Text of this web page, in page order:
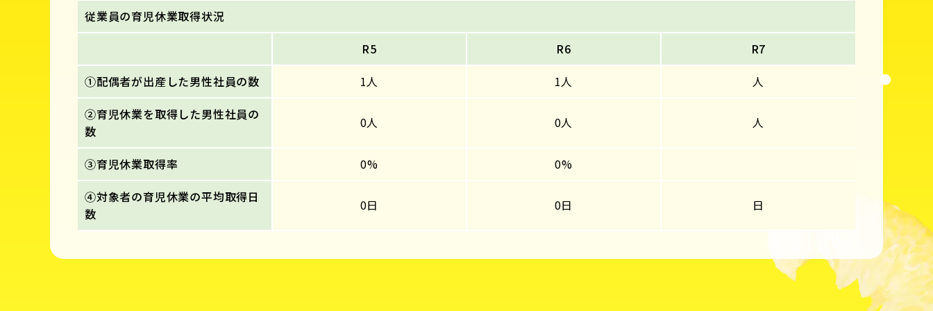
従業員の育児休業取得状況
R5
R6
R7
①配偶者が出産した男性社員の数
1人 1人
人
②育児休業を取得した男性社員の
数
0人 0人 人
③育児休業取得率 0%
0%
④対象者の育児休業の平均取得日
数
0日 0日 日